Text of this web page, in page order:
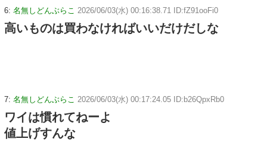
6: 名無しどんぶらこ 2026/06/03(水) 00:16:38.71 ID:fZ91ooFi0
高いものは買わなければいいだけだしな
7: 名無しどんぶらこ 2026/06/03(水) 00:17:24.05 ID:b26QpxRb0
ワイは慣れてねーよ
値上げすんな